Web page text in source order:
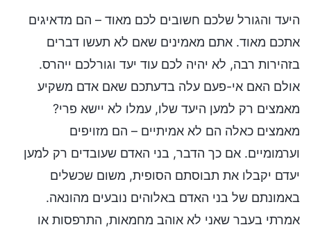
היעד והגורל שלכם חשובים לכם מאוד – הם מדאיגים
אתכם מאוד. אתם מאמינים שאם לא תעשו דברים
בזהירות רבה, לא יהיה לכם עוד יעד וגורלכם ייהרס.
אולם האם אי-פעם עלה בדעתכם שאם אדם משקיע
מאמצים רק למען היעד שלו, עמלו לא יישא פרי?
מאמצים כאלה הם לא אמיתיים – הם מזויפים
וערמומיים. אם כך הדבר, בני האדם שעובדים רק למען
יעדם יקבלו את תבוסתם הסופית, משום שכשלים
באמונתם של בני האדם באלוהים נובעים מהונאה.
אמרתי בעבר שאני לא אוהב מחמאות, התרפסות או